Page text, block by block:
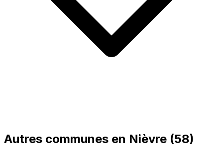
Autres communes en Nièvre (58)